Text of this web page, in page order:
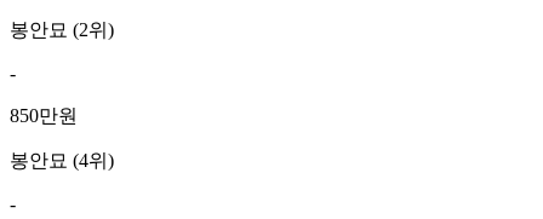
봉안묘 (2위)
-
850만원
봉안묘 (4위)
-